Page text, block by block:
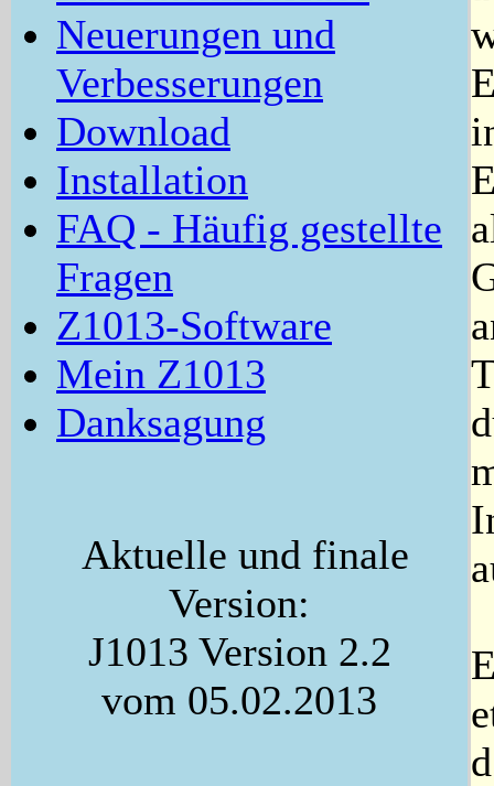
Neuerungen und
Verbesserungen
Download
Installation
FAQ - Häufig gestellte
Fragen
Z1013-Software
Mein Z1013
Danksagung
Aktuelle und finale
Version:
J1013 Version 2.2
vom 05.02.2013